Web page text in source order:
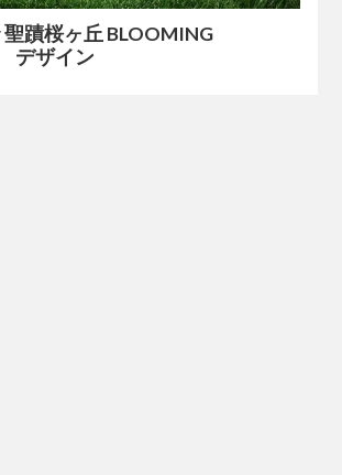
蹟桜ヶ丘 BLOOMING
デザイン